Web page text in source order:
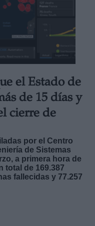
el Estado de
de 15 días y
cierre de
por el Centro
de Sistemas
a primera hora de
total de 169.387
fallecidas y 77.257